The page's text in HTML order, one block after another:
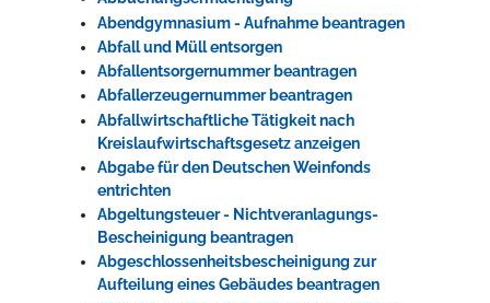
Rathaus
Service
Konzerte, Tagungen und vieles mehr
Die Stadthalle Hockenheim bietet den perfekten Standort für Events
Abendgymnasium - Aufnahme beantragen
Abfall und Müll entsorgen
Abfallentsorgernummer beantragen
Abfallerzeugernummer beantragen
Abfallwirtschaftliche Tätigkeit nach
Kreislaufwirtschaftsgesetz anzeigen
Abgabe für den Deutschen Weinfonds
entrichten
Abgeltungsteuer - Nichtveranlagungs-
Bescheinigung beantragen
Abgeschlossenheitsbescheinigung zur
Aufteilung eines Gebäudes beantragen